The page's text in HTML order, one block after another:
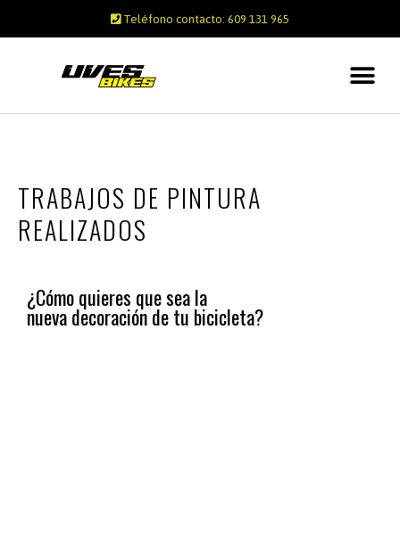
Teléfono contacto: 609 131 965
TRABAJOS DE PINTURA
REALIZADOS
¿Cómo quieres que sea la
nueva decoración de tu bicicleta?